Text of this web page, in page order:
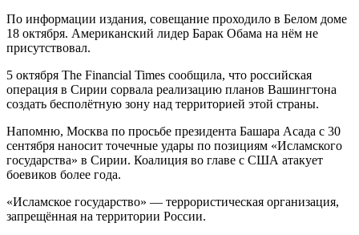
По информации издания, совещание проходило в Белом доме
18 октября. Американский лидер Барак Обама на нём не
присутствовал.
5 октября The Financial Times сообщила, что российская
операция в Сирии сорвала реализацию планов Вашингтона
создать бесполётную зону над территорией этой страны.
Напомню, Москва по просьбе президента Башара Асада с 30
сентября наносит точечные удары по позициям «Исламского
государства» в Сирии. Коалиция во главе с США атакует
боевиков более года.
«Исламское государство» — террористическая организация,
запрещённая на территории России.